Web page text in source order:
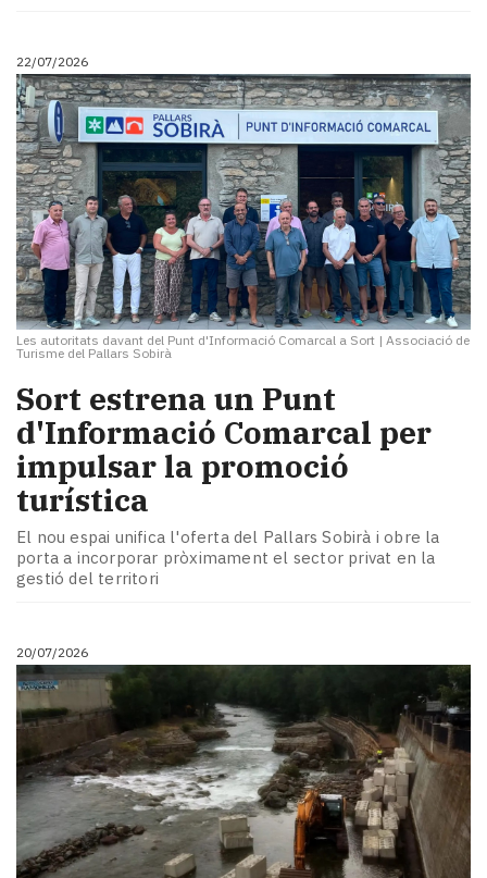
22/07/2026
Les autoritats davant del Punt d'Informació Comarcal a Sort | Associació de
Turisme del Pallars Sobirà
Sort estrena un Punt
d'Informació Comarcal per
impulsar la promoció
turística
El nou espai unifica l'oferta del Pallars Sobirà i obre la
porta a incorporar pròximament el sector privat en la
gestió del territori
20/07/2026